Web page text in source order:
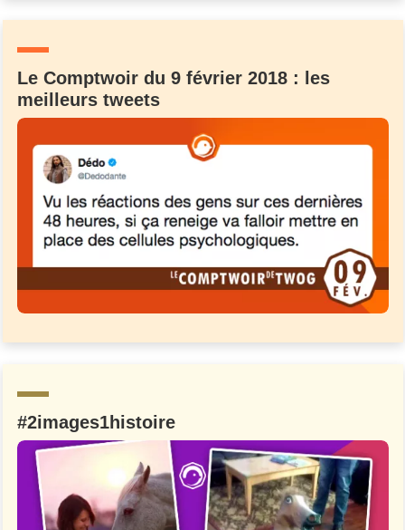
Le Comptwoir du 9 février 2018 : les
meilleurs tweets
#2images1histoire
C'EST PARTI